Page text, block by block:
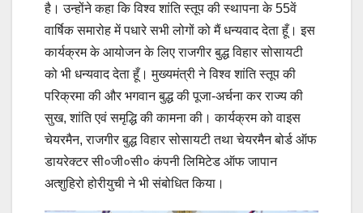
है। उन्होंने कहा कि विश्व शांति स्तूप की स्थापना के 55वें
वार्षिक समारोह में पधारे सभी लोगों को मैं धन्यवाद देता हूँ। इस
कार्यक्रम के आयोजन के लिए राजगीर बुद्ध विहार सोसायटी
को भी धन्यवाद देता हूँ। मुख्यमंत्री ने विश्व शांति स्तूप की
परिक्रमा की और भगवान बुद्ध की पूजा-अर्चना कर राज्य की
सुख, शांति एवं समृद्धि की कामना की। कार्यक्रम को वाइस
चेयरमैन, राजगीर बुद्ध विहार सोसायटी तथा चेयरमैन बोर्ड ऑफ
डायरेक्टर सी०जी०सी० कंपनी लिमिटेड ऑफ जापान
अत्शुहिरो होरीयुची ने भी संबोधित किया।